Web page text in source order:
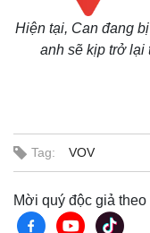
Hiện tại, Can đang
anh sẽ kịp trở lại
Tag: VOV
Mời quý độc giả